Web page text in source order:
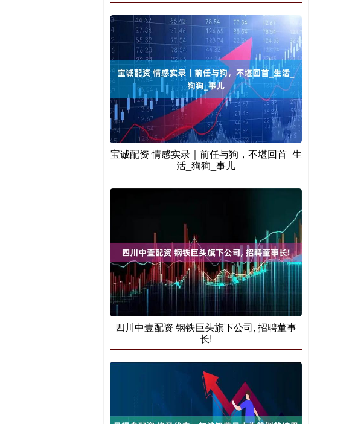
宝诚配资 情感实录｜前任与狗，不堪回首_生
活_狗狗_事儿
四川中壹配资 钢铁巨头旗下公司, 招聘董事
长!